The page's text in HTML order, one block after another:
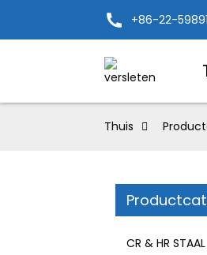
+86-22-
Thuis
CR & HR STAAL